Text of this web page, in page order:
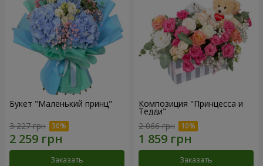
Букет "Маленький принц"
3 227 грн
Заказать
Композиция "Принцесса и
Тедди"
2 066 грн
Заказать